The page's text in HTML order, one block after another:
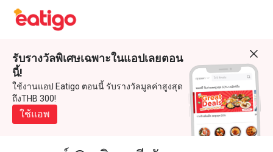
รับรางวัลพิเศษเฉพาะในแอปเลยตอน
นี้!
ใช้งานแอป Eatigo ตอนนี้ รับรางวัลมูลค่าสูงสุด
ถึงTHB 300!
ใช้แอพ